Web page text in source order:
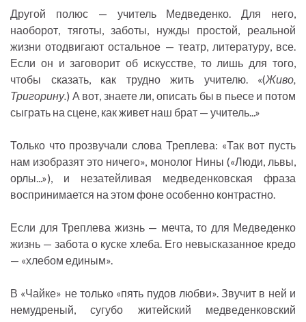
Другой полюс — учитель Медведенко. Для него,
наоборот, тяготы, заботы, нужды простой, реальной
жизни отодвигают остальное — театр, литературу, все.
Если он и заговорит об искусстве, то лишь для того,
чтобы сказать, как трудно жить учителю. «(Живо,
Тригорину.) А вот, знаете ли, описать бы в пьесе и потом
сыграть на сцене, как живет наш брат — учитель...»
Только что прозвучали слова Треплева: «Так вот пусть
нам изобразят это ничего», монолог Нины («Люди, львы,
орлы...»), и незатейливая медведенковская фраза
воспринимается на этом фоне особенно контрастно.
Если для Треплева жизнь — мечта, то для Медведенко
жизнь — забота о куске хлеба. Его невысказанное кредо
— «хлебом единым».
В «Чайке» не только «пять пудов любви». Звучит в ней и
немудреный, сугубо житейский медведенковский